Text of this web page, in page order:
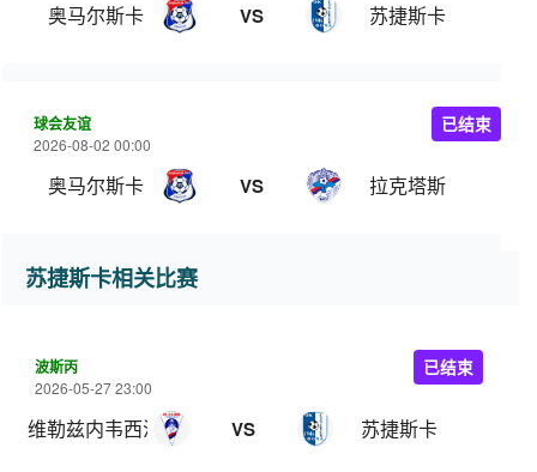
奥马尔斯卡 VS 苏捷斯卡
球会友谊
2026-08-02 00:00
奥马尔斯卡 VS 拉克塔斯
已结束
苏捷斯卡相关比赛
波斯丙
2026-05-27 23:00
维勒兹内韦西涅 VS 苏捷斯卡
已结束